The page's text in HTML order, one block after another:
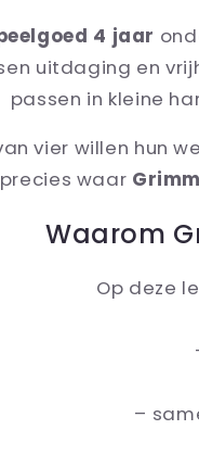
4 jaar
uitdaging en
passen in kleine
vier willen hun
precies waar
Waarom
Op deze
–